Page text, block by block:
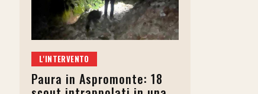
L'INTERVENTO
Paura in Aspromonte: 18